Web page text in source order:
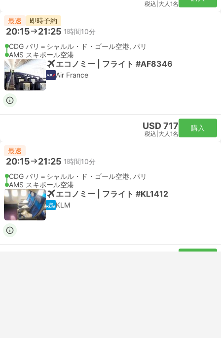
税込 大人1名
最速 即時予約
20:15 21:25 1時間10分
CDG パリ＝シャルル・ド・ゴール空港, パリ
AMS スキポール空港
エコノミー | フライト #AF8346
Air France
USD 717
税込 大人1名
購入
最速
20:15 21:25 1時間10分
CDG パリ＝シャルル・ド・ゴール空港, パリ
AMS スキポール空港
エコノミー | フライト #KL1412
KLM